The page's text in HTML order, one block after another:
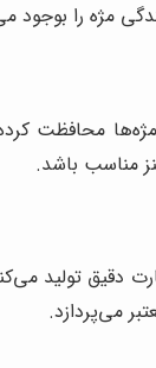
مژه را بوجود
محافظت
مناسب باشد.
دقیق تولید
می‌پردازد.